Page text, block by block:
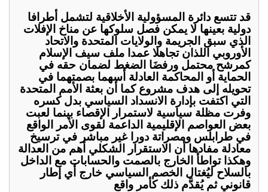
قد تتسع دائرة المسؤولية الأخلاقية لتشمل أطرافا
دولية بعينها لا يمكن فصل سلوكها عن مناخ الإفلات
الذي سبق الجريمة والولايات المتحدة والاتحاد
الأوروبي اللذان تجاهلا عمدا ملف سيف الإسلام
كمرشح محتمل ورفضَا الضغط لضمان حقه في
الحماية أو المحاكمة العادلة أسهما بصمتهما في
تحويله إلى هدف مشروع كما أن بعثة الأمم المتحدة
التي اكتفت بإدارة الانسداد السياسي بدل كسره
وفرت مظلة سياسية لاستمرار الإقصاء بينما لعبت
بعض العواصم الإقليمية الداعمة لقوى الأمر الواقع
في طرابلس ومصراتة دورا غير مباشر في ترسيخ
معادلة مفادها أن الاستقرار الشكلي أهم من العدالة
وهكذا تواطأ الخارج بالصمت والحسابات مع الداخل
بالسلاح ليُغتال الخصم السياسي خارج أي إطار
قانوني ثم يُقدَّم ذلك كأمر واقع